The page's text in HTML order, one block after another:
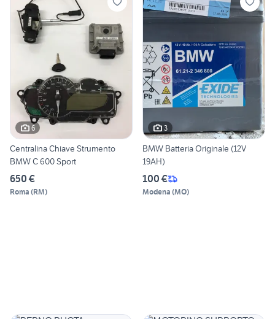
6
Centralina Chiave Strumento
BMW C 600 Sport
650 €
Roma (RM)
3
BMW Batteria Originale (12V
19AH)
100 €
Modena (MO)